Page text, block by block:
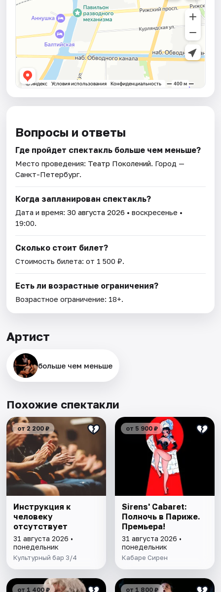
Вопросы и ответы
Где пройдет спектакль больше чем меньше?
Место проведения: Театр Поколений. Город —
Санкт-Петербург.
Когда запланирован спектакль?
Дата и время:30 августа 2026 • воскресенье •
19:00.
Сколько стоит билет?
Стоимость билета: от 1 500 ₽.
Есть ли возрастные ограничения?
Возрастное ограничение: 18+.
Артист
больше чем меньше
Похожие спектакли
от 2 200 ₽
Инструкция к
человеку
отсутствует
31 августа 2026 •
понедельник
Культурный бар 3/4
от 5 900 ₽
Sirens' Cabaret:
Полночь в Париже.
Премьера!
31 августа 2026 •
понедельник
Кабаре Сирен
от 1 400 ₽ от 1 800 ₽